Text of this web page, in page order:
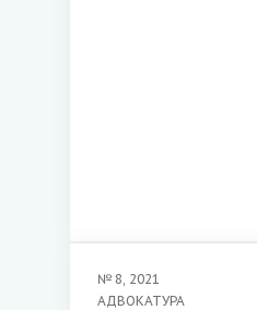
№ 8, 2021
АДВОКАТУРА